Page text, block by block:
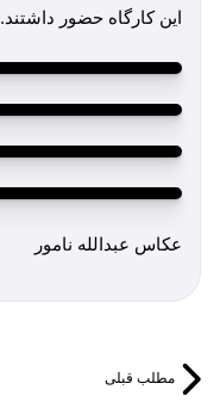
اين كارگاه حضور داشتند.
عكاس عبدالله نامور
مطلب قبلی